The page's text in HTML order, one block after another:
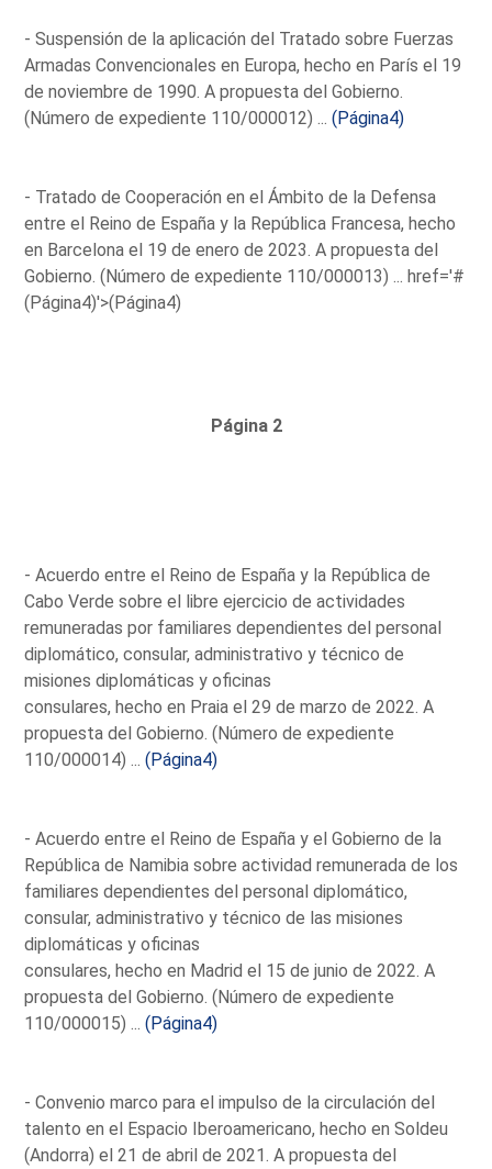
- Suspensión de la aplicación del Tratado sobre Fuerzas
Armadas Convencionales en Europa, hecho en París el 19
de noviembre de 1990. A propuesta del Gobierno.
(Número de expediente 110/000012) ...(Página4)
- Tratado de Cooperación en el Ámbito de la Defensa
entre el Reino de España y la República Francesa, hecho
en Barcelona el 19 de enero de 2023. A propuesta del
Gobierno. (Número de expediente 110/000013) ...href='#
(Página4)'>(Página4)
Página 2
- Acuerdo entre el Reino de España y la República de
Cabo Verde sobre el libre ejercicio de actividades
remuneradas por familiares dependientes del personal
diplomático, consular, administrativo y técnico de
misiones diplomáticas y oficinas
consulares, hecho en Praia el 29 de marzo de 2022. A
propuesta del Gobierno. (Número de expediente
110/000014) ...(Página4)
- Acuerdo entre el Reino de España y el Gobierno de la
República de Namibia sobre actividad remunerada de los
familiares dependientes del personal diplomático,
consular, administrativo y técnico de las misiones
diplomáticas y oficinas
consulares, hecho en Madrid el 15 de junio de 2022. A
propuesta del Gobierno. (Número de expediente
110/000015) ...(Página4)
- Convenio marco para el impulso de la circulación del
talento en el Espacio Iberoamericano, hecho en Soldeu
(Andorra) el 21 de abril de 2021. A propuesta del